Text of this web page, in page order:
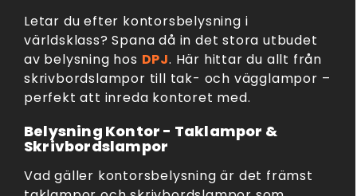
Letar du efter kontorsbelysning i
världsklass? Spana då in det stora utbudet
av belysning hos DPJ. Här hittar du allt från
skrivbordslampor till tak- och vägglampor –
perfekt att inreda kontoret med.
Belysning Kontor - Taklampor &
Skrivbordslampor
Vad gäller kontorsbelysning är det främst